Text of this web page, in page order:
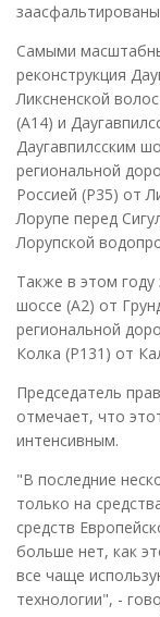
Самыми
реконструкция
Ликсненской
(A14) и
Даугавпилсским
региональной
Россией (P35) от
Лорупе перед
Лорупской
Также в этом
шоссе (A2) от
региональной
Колка (P131) от
Председатель
отмечает, что
интенсивным.
"В последние
только на
средств
больше нет, как
все чаще
технологии", -